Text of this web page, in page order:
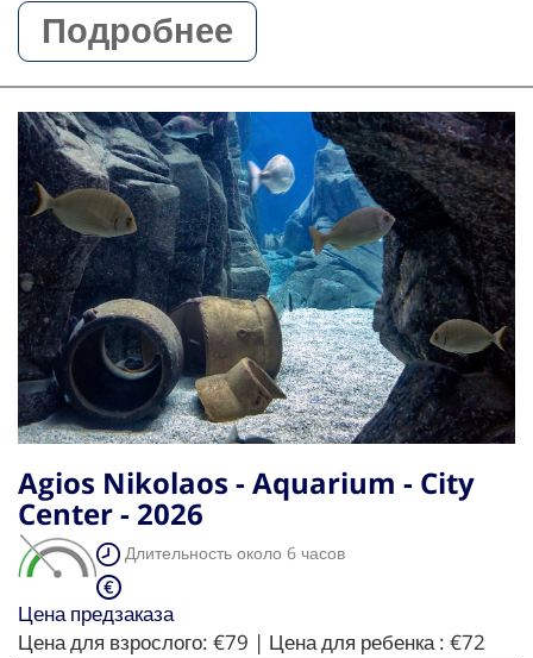
Подробнее
Agios Nikolaos - Aquarium - City
Center - 2026
Длительность около 6 часов
Цена предзаказа
Цена для взрослого: €79 | Цена для ребенка : €72